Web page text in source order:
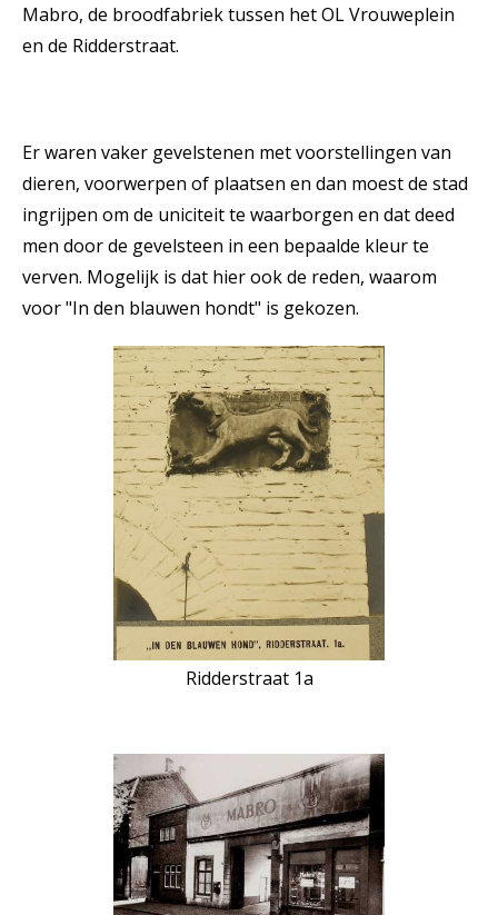
Mabro, de broodfabriek tussen het OL Vrouweplein
en de Ridderstraat.
Er waren vaker gevelstenen met voorstellingen van
dieren, voorwerpen of plaatsen en dan moest de stad
ingrijpen om de uniciteit te waarborgen en dat deed
men door de gevelsteen in een bepaalde kleur te
verven. Mogelijk is dat hier ook de reden, waarom
voor "In den blauwen hondt" is gekozen.
Ridderstraat 1a